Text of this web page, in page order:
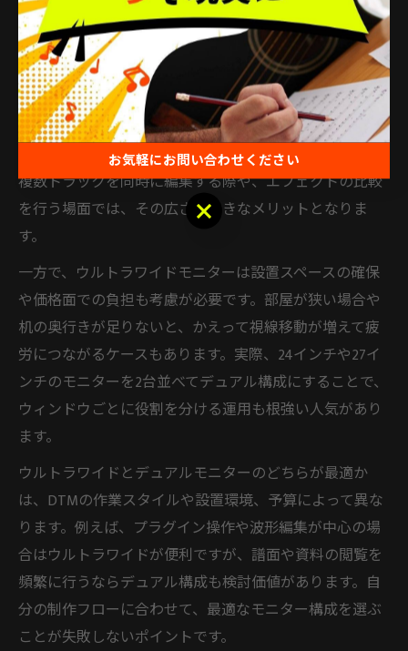
ウルトラワイドモニターとDTM作業の相性比較
DTMにおけるウルトラワイドモニターの導入は、作業効
率の向上に直結する重要なポイントです。ウルトラワイ
ドモニターは、横長の画面によってDAWのタイムライン
やミキサー、プラグインウィンドウを一度に表示できる
ため、画面切り替えの手間を大幅に削減できます。特に
複数トラックを同時に編集する際や、エフェクトの比較
を行う場面では、その広さが大きなメリットとなりま
す。
一方で、ウルトラワイドモニターは設置スペースの確保
や価格面での負担も考慮が必要です。部屋が狭い場合や
机の奥行きが足りないと、かえって視線移動が増えて疲
労につながるケースもあります。実際、24インチや27イ
ンチのモニターを2台並べてデュアル構成にすることで、
ウィンドウごとに役割を分ける運用も根強い人気があり
ます。
ウルトラワイドとデュアルモニターのどちらが最適か
は、DTMの作業スタイルや設置環境、予算によって異な
ります。例えば、プラグイン操作や波形編集が中心の場
合はウルトラワイドが便利ですが、譜面や資料の閲覧を
頻繁に行うならデュアル構成も検討価値があります。自
分の制作フローに合わせて、最適なモニター構成を選ぶ
ことが失敗しないポイントです。
お気軽にお問い合わせください
お気軽にお問い合わせください